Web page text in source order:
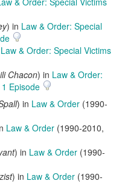
) in Law & Order: Special
Law & Order: Special Victims
Chacon) in Law & Order:
1 Episode
) in Law & Order (1990-
Law & Order (1990-2010,
) in Law & Order (1990-
) in Law & Order (1990-